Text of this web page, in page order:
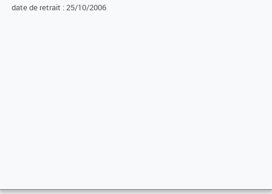
date de retrait : 25/10/2006